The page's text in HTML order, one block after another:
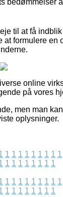
til at få
formulere
online
på vores
men man
oplysninger.
1 1 1 1 1 1 1 1 1
1 1 1 1 1 1 1 1
1 1 1 1 1 1 1 1 1
1 1 1 1 1 1 1 1